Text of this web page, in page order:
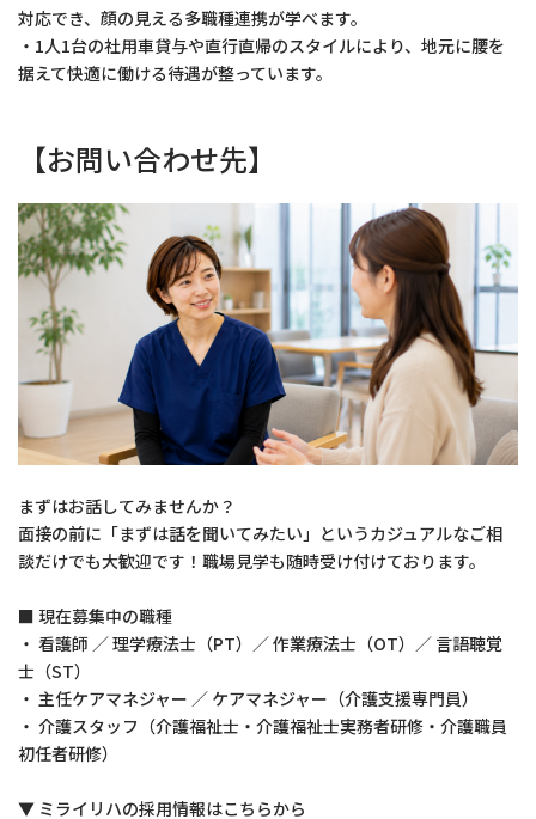
対応でき、顔の見える多職種連携が学べます。
・1人1台の社用車貸与や直行直帰のスタイルにより、地元に腰を
据えて快適に働ける待遇が整っています。
【お問い合わせ先】
まずはお話してみませんか？
面接の前に「まずは話を聞いてみたい」というカジュアルなご相
談だけでも大歓迎です！職場見学も随時受け付けております。
■ 現在募集中の職種
・ 看護師 ／ 理学療法士（PT）／ 作業療法士（OT）／ 言語聴覚
士（ST）
・ 主任ケアマネジャー ／ ケアマネジャー（介護支援専門員）
・ 介護スタッフ（介護福祉士・介護福祉士実務者研修・介護職員
初任者研修）
▼ ミライリハの採用情報はこちらから